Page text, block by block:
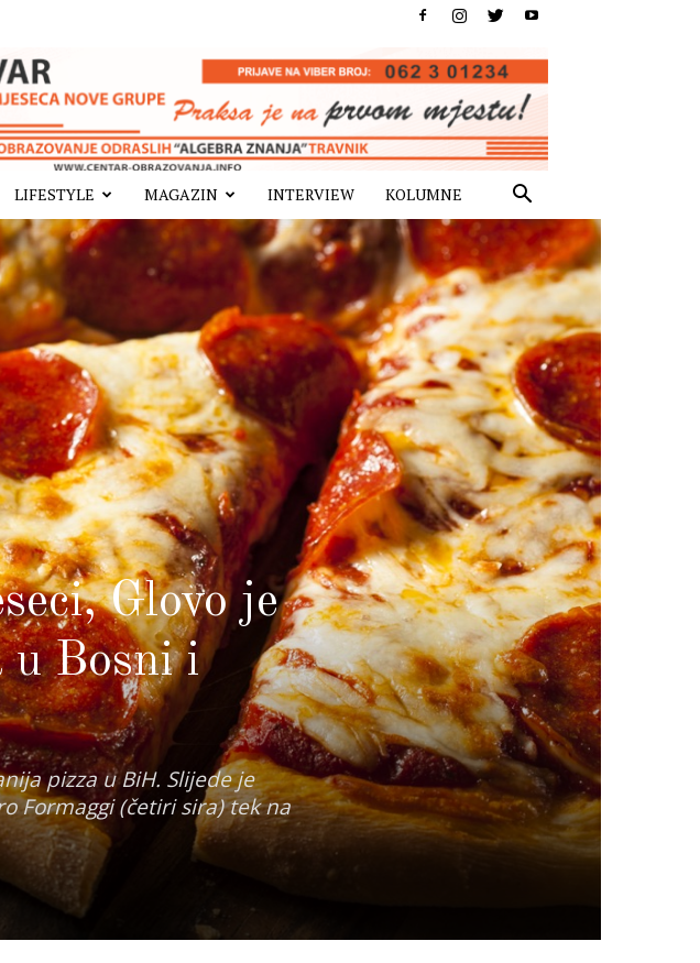
LIFESTYLE MAGAZIN INTERVIEW KOLUMNE
Glovo je
u Bosni i
pizza u BiH. Slijede je
Formaggi (četiri sira) tek na